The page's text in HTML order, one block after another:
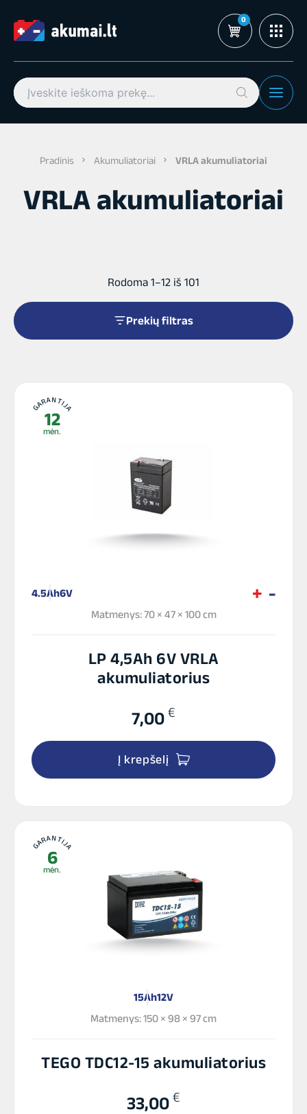
prie
turinio
Search
for:
Pradinis Akumuliatoriai VRLA akumuliatoriai
VRLA akumuliatoriai
Rodoma 1–12 iš 101
populiarumą
Prekių filtras
GARANTIJA
12
mėn.
4.5Ah6V
Matmenys: 70 × 47 × 100 cm
LP 4,5Ah 6V VRLA
akumuliatorius
7,00 €
Į krepšelį
GARANTIJA
6
mėn.
15Ah12V
Matmenys: 150 × 98 × 97 cm
TEGO TDC12-15 akumuliatorius
33,00 €